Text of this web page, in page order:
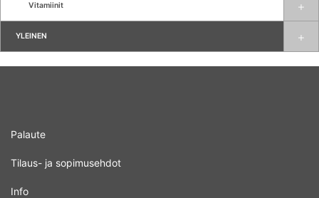
Vitamiinit
YLEINEN
Palaute
Tilaus- ja sopimusehdot
Info